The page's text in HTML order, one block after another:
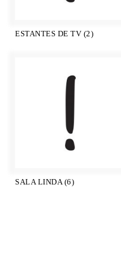
ESTANTES DE TV (2)
SALA LINDA (6)